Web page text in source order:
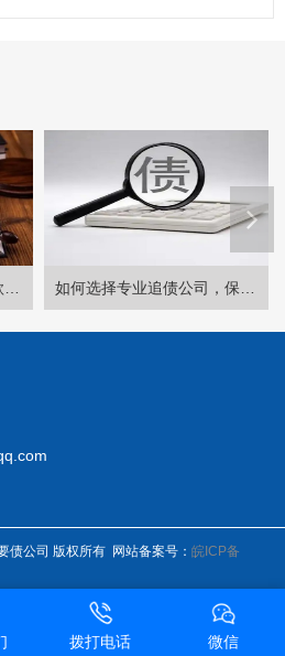
公司 版权所有 网站备案号： 皖ICP备
拨打电话 微信